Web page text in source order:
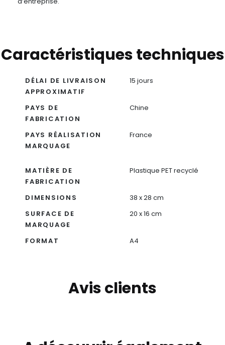
Caractéristiques techniques
DÉLAI DE LIVRAISON
APPROXIMATIF
15 jours
PAYS DE
FABRICATION
Chine
PAYS RÉALISATION
MARQUAGE
France
MATIÈRE DE
FABRICATION
Plastique PET recyclé
DIMENSIONS
38 x 28 cm
SURFACE DE
MARQUAGE
20 x 16 cm
FORMAT A4
Avis clients